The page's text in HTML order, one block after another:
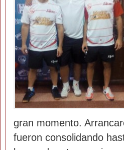
gran momento.
fueron consolidando